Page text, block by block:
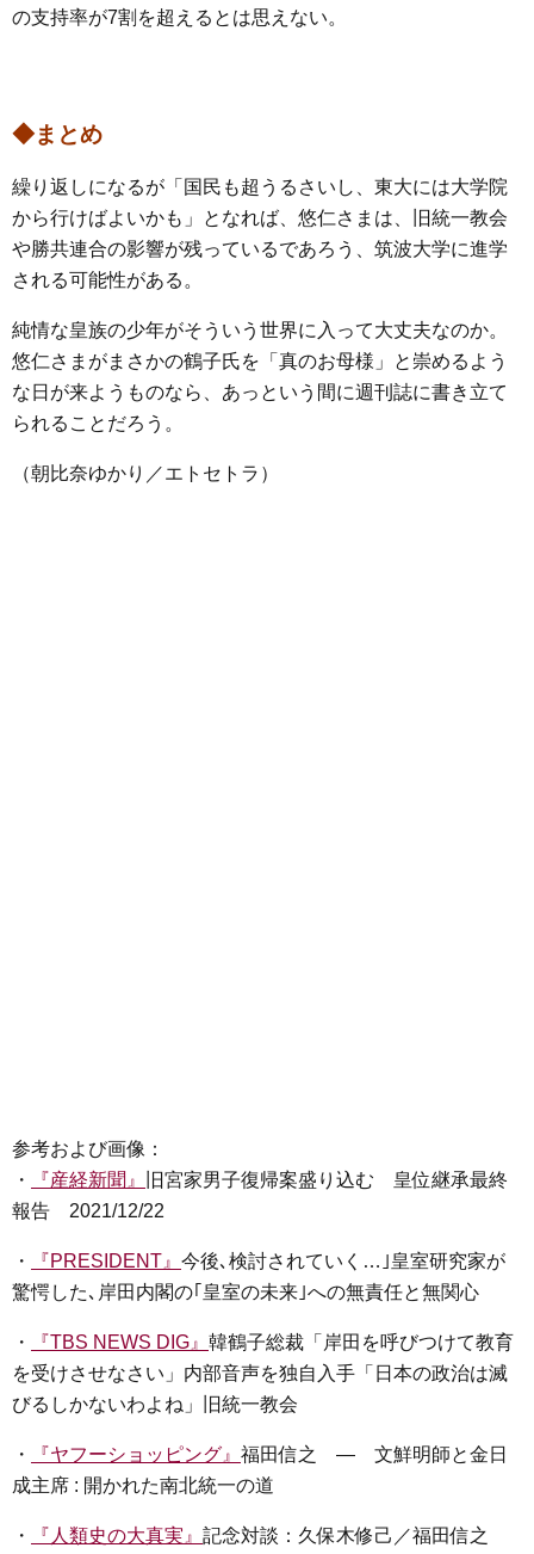
の支持率が7割を超えるとは思えない。
◆まとめ
繰り返しになるが「国民も超うるさいし、東大には大学院
から行けばよいかも」となれば、悠仁さまは、旧統一教会
や勝共連合の影響が残っているであろう、筑波大学に進学
される可能性がある。
純情な皇族の少年がそういう世界に入って大丈夫なのか。
悠仁さまがまさかの鶴子氏を「真のお母様」と崇めるよう
な日が来ようものなら、あっという間に週刊誌に書き立て
られることだろう。
（朝比奈ゆかり／エトセトラ）
参考および画像：
・
『産経新聞』
旧宮家男子復帰案盛り込む 皇位継承最終
報告 2021/12/22
・ 『PRESIDENT』 今後､検討されていく…｣皇室研究家が
驚愕した､岸田内閣の｢皇室の未来｣への無責任と無関心
・ 『TBS NEWS DIG』 韓鶴子総裁「岸田を呼びつけて教育
を受けさせなさい」内部音声を独自入手「日本の政治は滅
びるしかないわよね」旧統一教会
・ 『ヤフーショッピング』 福田信之 ― 文鮮明師と金日
成主席 : 開かれた南北統一の道
・ 『人類史の大真実』 記念対談：久保木修己／福田信之